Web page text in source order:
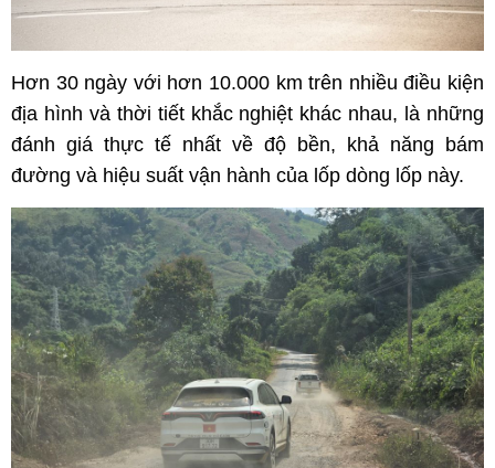
Hơn 30 ngày với hơn 10.000 km trên nhiều điều kiện
địa hình và thời tiết khắc nghiệt khác nhau, là những
đánh giá thực tế nhất về độ bền, khả năng bám
đường và hiệu suất vận hành của lốp dòng lốp này.